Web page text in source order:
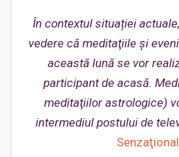
În contextul situației
vedere că meditaţiile şi
această lună se vor
participant de acasă.
meditaţiilor astrologice)
intermediul postului de